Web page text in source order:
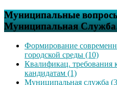
Муниципальные
Муниципальная
Формирование
городской среды (10)
Квалификац. требования
кандидатам (1)
Муниципальная служба